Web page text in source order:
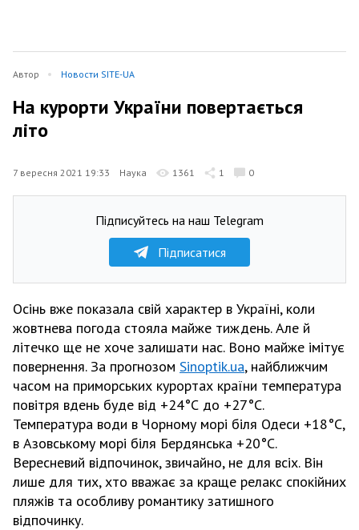
Автор Новости SITE-UA
На курорти України повертається
літо
7 вересня 2021 19:33 Наука 1361 1 0
Підписуйтесь на наш Telegram
Підписатися
Осінь вже показала свій характер в Україні, коли
жовтнева погода стояла майже тиждень. Але й
літечко ще не хоче залишати нас. Воно майже імітує
повернення. За прогнозом Sinoptik.ua, найближчим
часом на приморських курортах країни температура
повітря вдень буде від +24°С до +27°С.
Температура води в Чорному морі біля Одеси +18°С,
в Азовському морі біля Бердянська +20°С.
Вересневий відпочинок, звичайно, не для всіх. Він
лише для тих, хто вважає за краще релакс спокійних
пляжів та особливу романтику затишного
відпочинку.